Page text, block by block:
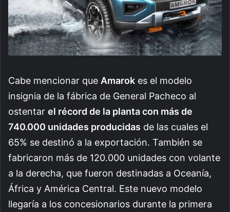
Cabe mencionar que Amarok es el modelo
insignia de la fábrica de General Pacheco al
ostentar el récord de la planta con más de
740.000 unidades producidas de las cuales el
65% se destinó a la exportación. También se
fabricaron más de 120.000 unidades con volante
a la derecha, que fueron destinadas a Oceanía,
África y América Central. Este nuevo modelo
llegaría a los concesionarios durante la primera